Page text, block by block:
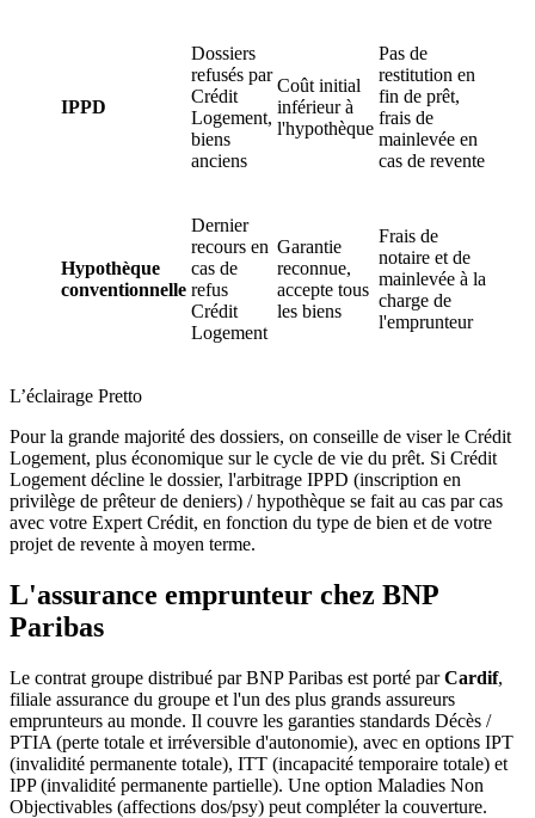
IPPD
Dossiers
refusés par
Crédit
Logement,
biens
anciens
Coût initial
inférieur à
l'hypothèque
Pas de
restitution en
fin de prêt,
frais de
mainlevée en
cas de revente
Hypothèque
conventionnelle
Dernier
recours en
cas de
refus
Crédit
Logement
Garantie
reconnue,
accepte tous
les biens
Frais de
notaire et de
mainlevée à la
charge de
l'emprunteur
L’éclairage Pretto
Pour la grande majorité des dossiers, on conseille de viser le Crédit
Logement, plus économique sur le cycle de vie du prêt. Si Crédit
Logement décline le dossier, l'arbitrage IPPD (inscription en
privilège de prêteur de deniers) / hypothèque se fait au cas par cas
avec votre Expert Crédit, en fonction du type de bien et de votre
projet de revente à moyen terme.
L'assurance emprunteur chez BNP
Paribas
Le contrat groupe distribué par BNP Paribas est porté parCardif,
filiale assurance du groupe et l'un des plus grands assureurs
emprunteurs au monde. Il couvre les garanties standards Décès /
PTIA (perte totale et irréversible d'autonomie), avec en options IPT
(invalidité permanente totale), ITT (incapacité temporaire totale) et
IPP (invalidité permanente partielle). Une option Maladies Non
Objectivables (affections dos/psy) peut compléter la couverture.